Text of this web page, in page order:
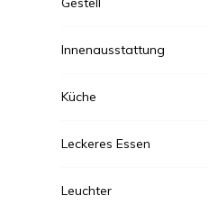
Innenausstattung
Küche
Leckeres Essen
Leuchter